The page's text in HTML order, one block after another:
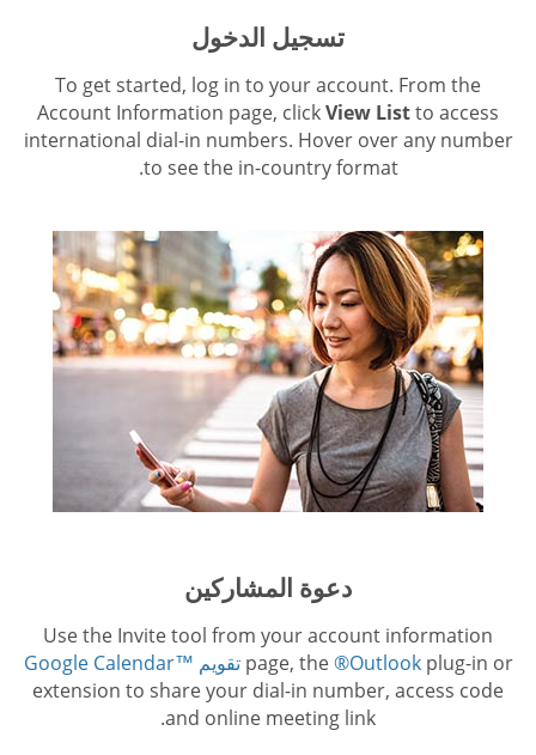
تسجيل الدخول
To get started, log in to your account. From the
Account Information page, clickView Listto access
international dial-in numbers. Hover over any number
to see the in-country format.
دعوة المشاركين
Use the Invite tool from your account information
page, the®Outlookplug-in or
تقويم ™Google Calendar
extension to share your dial-in number, access code
and online meeting link.